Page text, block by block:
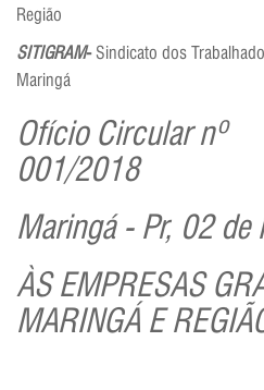
Região
SITIGRAM- Sindicato dos
Maringá
Ofício Circular nº
Maringá - Pr, 02
ÀS EMPRESAS
MARINGÁ E